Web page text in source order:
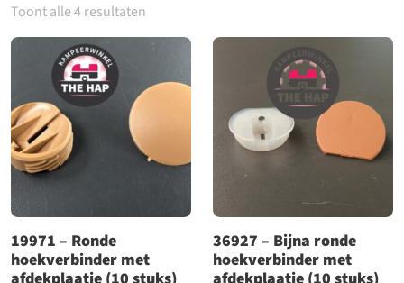
Toont alle 4 resultaten
19971 – Ronde
hoekverbinder met
36927 – Bijna ronde
hoekverbinder met